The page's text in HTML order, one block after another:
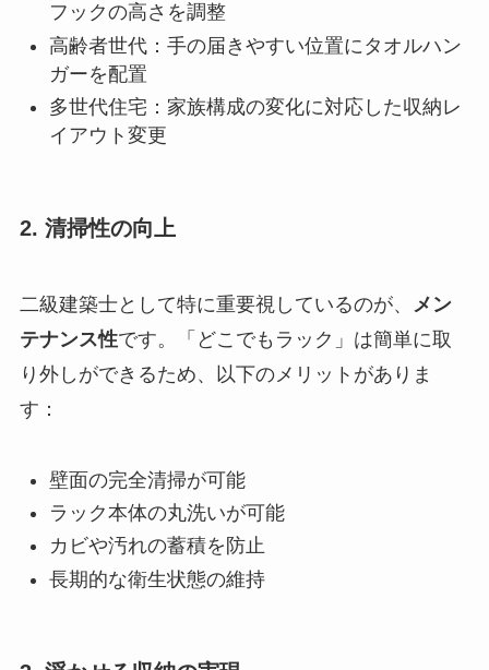
フックの高さを調整
高齢者世代：手の届きやすい位置にタオルハン
ガーを配置
多世代住宅：家族構成の変化に対応した収納レ
イアウト変更
2. 清掃性の向上
二級建築士として特に重要視しているのが、
メン
テナンス性です。「どこでもラック」は簡単に取
り外しができるため、以下のメリットがありま
す：
壁面の完全清掃が可能
ラック本体の丸洗いが可能
カビや汚れの蓄積を防止
長期的な衛生状態の維持